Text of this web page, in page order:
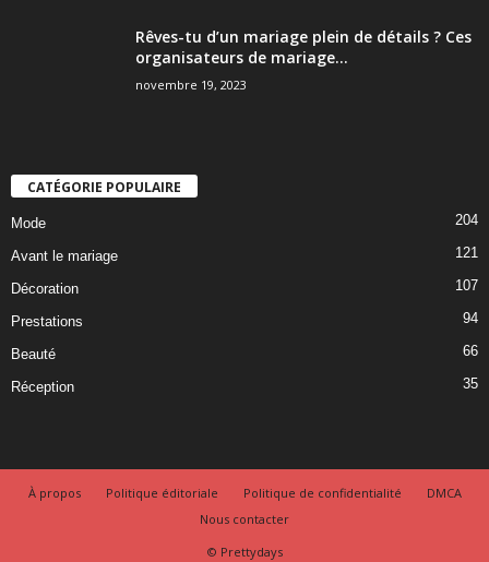
Rêves-tu d’un mariage plein de détails ? Ces
organisateurs de mariage...
novembre 19, 2023
CATÉGORIE POPULAIRE
Mode 204
Avant le mariage 121
Décoration 107
Prestations 94
Beauté 66
Réception 35
À propos Politique éditoriale Politique de confidentialité
DMCA
Nous contacter
© Prettydays